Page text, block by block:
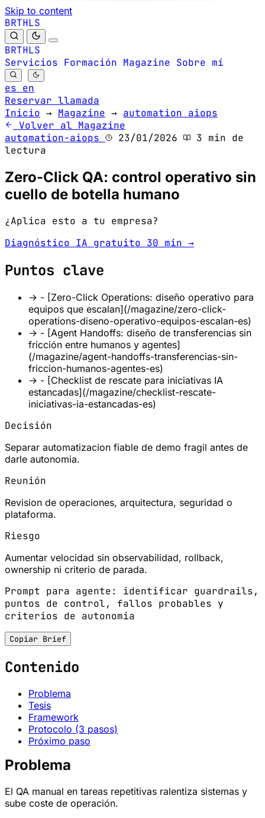
Skip to content
BRTHLS
BRTHLS
Servicios Formación Magazine Sobre mí
es en
Reservar llamada
Inicio → Magazine → automation aiops
Volver al Magazine
automation-aiops
23/01/2026
3 min de
lectura
Zero-Click QA: control operativo sin
cuello de botella humano
¿Aplica esto a tu empresa?
Diagnóstico IA gratuito 30 min →
Puntos clave
→ - [Zero-Click Operations: diseño operativo para
equipos que escalan](/magazine/zero-click-
operations-diseno-operativo-equipos-escalan-es)
→ - [Agent Handoffs: diseño de transferencias sin
fricción entre humanos y agentes]
(/magazine/agent-handoffs-transferencias-sin-
friccion-humanos-agentes-es)
→ - [Checklist de rescate para iniciativas IA
estancadas](/magazine/checklist-rescate-
iniciativas-ia-estancadas-es)
Decisión
Separar automatizacion fiable de demo fragil antes de
darle autonomia.
Reunión
Revision de operaciones, arquitectura, seguridad o
plataforma.
Riesgo
Aumentar velocidad sin observabilidad, rollback,
ownership ni criterio de parada.
Prompt para agente: identificar guardrails,
puntos de control, fallos probables y
criterios de autonomia
Copiar Brief
Contenido
Problema
Tesis
Framework
Protocolo (3 pasos)
Próximo paso
Problema
El QA manual en tareas repetitivas ralentiza sistemas y
sube coste de operación.